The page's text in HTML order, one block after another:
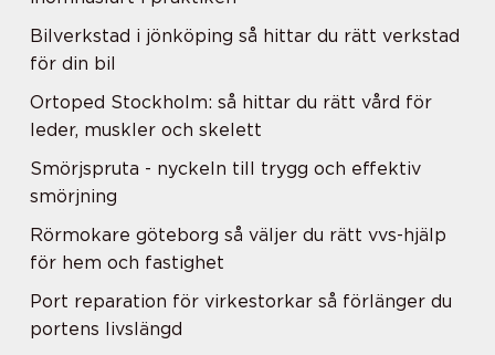
Bilverkstad i jönköping så hittar du rätt verkstad
för din bil
Ortoped Stockholm: så hittar du rätt vård för
leder, muskler och skelett
Smörjspruta - nyckeln till trygg och effektiv
smörjning
Rörmokare göteborg så väljer du rätt vvs-hjälp
för hem och fastighet
Port reparation för virkestorkar så förlänger du
portens livslängd